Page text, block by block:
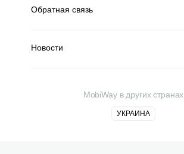
Обратная связь
Новости
MobiWay в других странах
УКРАИНА